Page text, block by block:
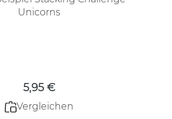
Unicorns
5,95 €
Vergleichen